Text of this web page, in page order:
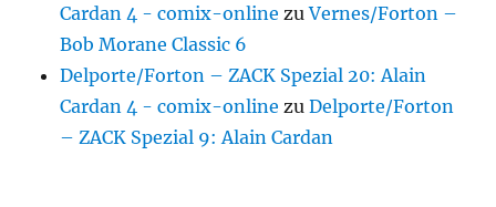
Cardan 4 - comix-online zuVernes/Forton –
Bob Morane Classic 6
Delporte/Forton – ZACK Spezial 20: Alain
Cardan 4 - comix-online zuDelporte/Forton
– ZACK Spezial 9: Alain Cardan